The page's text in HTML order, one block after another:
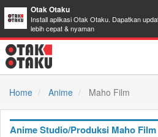
Otak Otaku
Install aplikasi Otak Otaku. Dapatkan
lebih cepat & nyaman
Home
Anime Maho Film
Anime Studio/Produksi Maho